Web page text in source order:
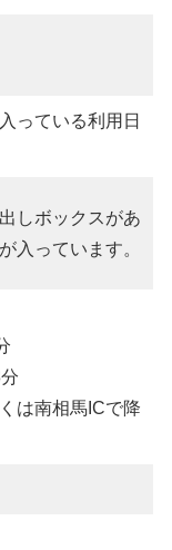
っている利用日
しボックスがあ
入っています。
は南相馬ICで降